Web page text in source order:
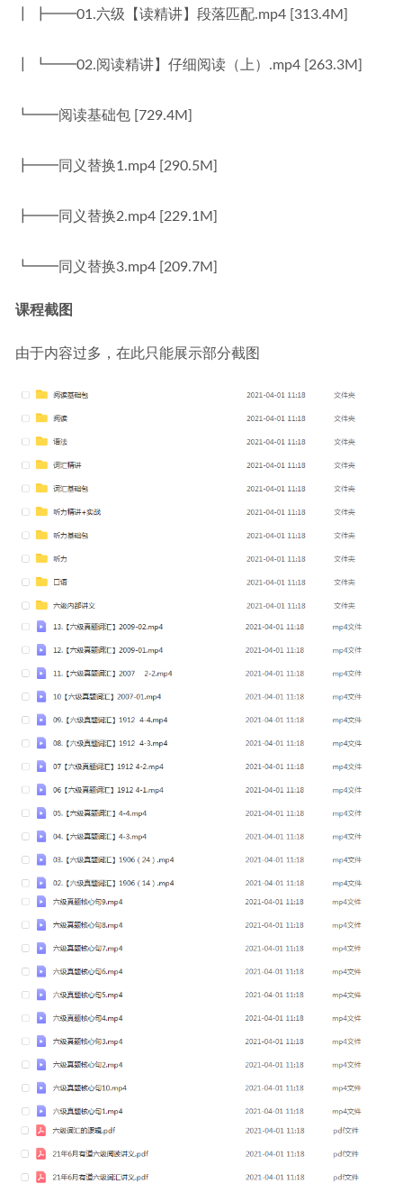
┃ ┣━━01.六级【读精讲】段落匹配.mp4 [313.4M]
┃ ┗━━02.阅读精讲】仔细阅读（上）.mp4 [263.3M]
┗━━阅读基础包 [729.4M]
┣━━同义替换1.mp4 [290.5M]
┣━━同义替换2.mp4 [229.1M]
┗━━同义替换3.mp4 [209.7M]
课程截图
由于内容过多，在此只能展示部分截图